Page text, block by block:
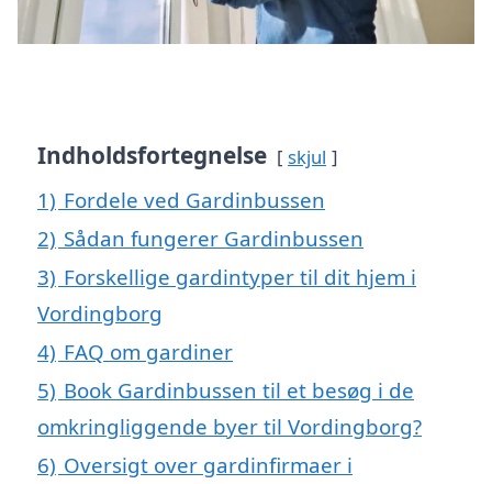
Indholdsfortegnelse skjul
1) Fordele ved Gardinbussen
2) Sådan fungerer Gardinbussen
3) Forskellige gardintyper til dit hjem i
Vordingborg
4) FAQ om gardiner
5) Book Gardinbussen til et besøg i de
omkringliggende byer til Vordingborg?
6) Oversigt over gardinfirmaer i